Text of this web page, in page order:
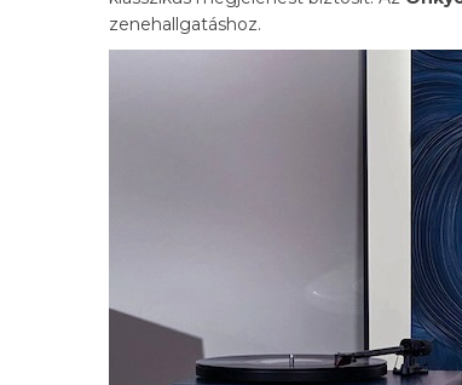
zenehallgatáshoz.